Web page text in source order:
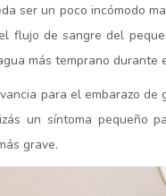
ser un poco incómodo
flujo de sangre del
más temprano
para el embarazo
un síntoma pequeño
grave.